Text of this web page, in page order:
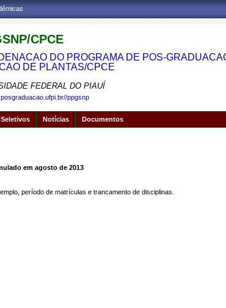
CPCE
DO PROGRAMA DE POS-
DE PLANTAS/CPCE
FEDERAL DO PIAUÍ
ppgsnp
Notícias Documentos
em agosto de 2013
período de matrículas e trancamento de disciplinas.